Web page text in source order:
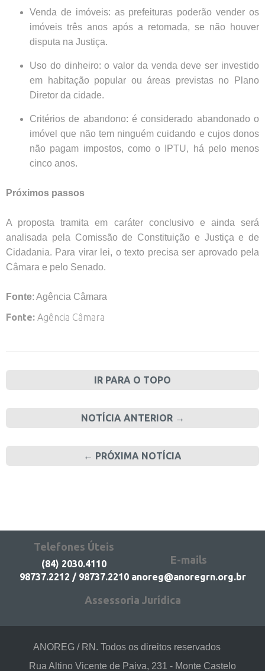
Venda de imóveis: as prefeituras poderão vender os
imóveis três anos após a retomada, se não houver
disputa na Justiça.
Uso do dinheiro: o valor da venda deve ser investido
em habitação popular ou áreas previstas no Plano
Diretor da cidade.
Critérios de abandono: é considerado abandonado o
imóvel que não tem ninguém cuidando e cujos donos
não pagam impostos, como o IPTU, há pelo menos
cinco anos.
Próximos passos
A proposta tramita em caráter conclusivo e ainda será
analisada pela Comissão de Constituição e Justiça e de
Cidadania. Para virar lei, o texto precisa ser aprovado pela
Câmara e pelo Senado.
Fonte: Agência Câmara
Fonte: Agência Câmara
IR PARA O TOPO
NOTÍCIA ANTERIOR →
← PRÓXIMA NOTÍCIA
Telefones Úteis
(84) 2030.4110
98737.2212 / 98737.2210
E-mails
anoreg@anoregrn.org.br
Assessoria Jurídica
ANOREG / RN. Todos os direitos reservados
Rua Altino Vicente de Paiva, 231 - Monte Castelo